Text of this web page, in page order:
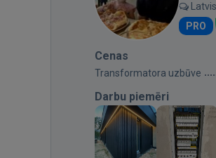
PRO
Cenas
Transformatora uzbūve
Darbu piemēri